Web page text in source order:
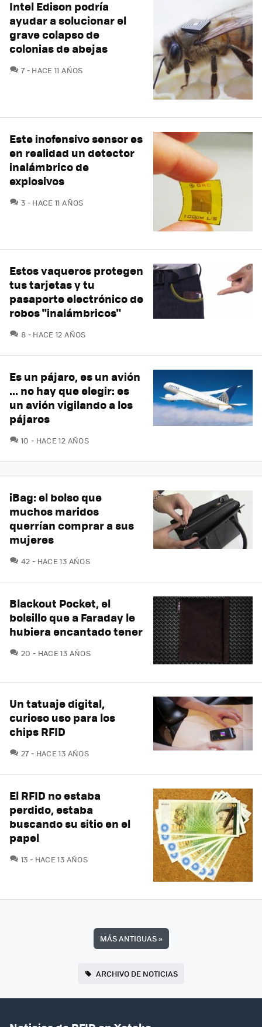
Intel Edison podría
ayudar a solucionar el
grave colapso de
colonias de abejas
7COMENTARIOS
HACE 11 AÑOS
Este inofensivo sensor es
en realidad un detector
inalámbrico de
explosivos
3 COMENTARIOS
HACE 11 AÑOS
Estos vaqueros protegen
tus tarjetas y tu
pasaporte electrónico de
robos "inalámbricos"
8 COMENTARIOS
HACE 12 AÑOS
Es un pájaro, es un avión
... no hay que elegir: es
un avión vigilando a los
pájaros
10 COMENTARIOS
HACE 12 AÑOS
iBag: el bolso que
muchos maridos
querrían comprar a sus
mujeres
42 COMENTARIOS
HACE 13 AÑOS
Blackout Pocket, el
bolsillo que a Faraday le
hubiera encantado tener
20 COMENTARIOS
HACE 13 AÑOS
Un tatuaje digital,
curioso uso para los
chips RFID
27COMENTARIOS
HACE 13 AÑOS
El RFID no estaba
perdido, estaba
buscando su sitio en el
papel
13 COMENTARIOS
HACE 13 AÑOS
MÁS ANTIGUAS»
ARCHIVO DE NOTICIAS